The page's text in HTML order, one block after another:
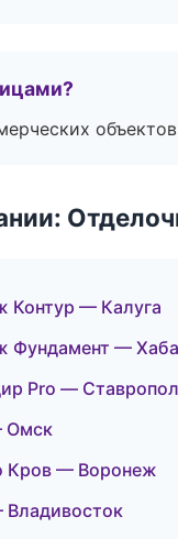
— Калуга
Фундамент —
Pro —
Омск
Кров — Воронеж